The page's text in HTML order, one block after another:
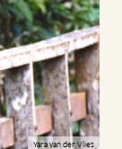
Yara van der Vlies